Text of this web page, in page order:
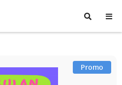
Promo